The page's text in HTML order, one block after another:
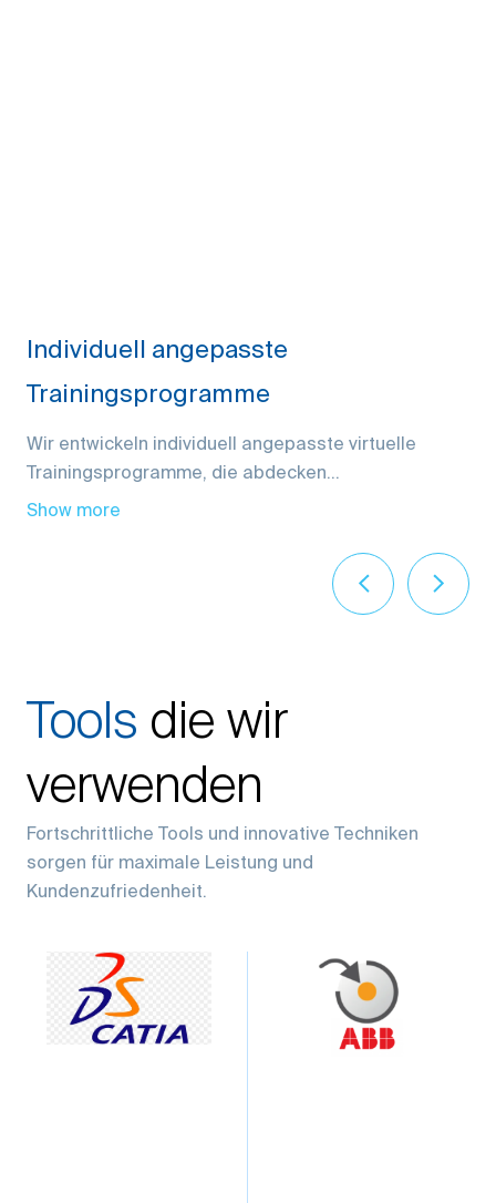
Individuell angepasste
Trainingsprogramme
Wir entwickeln individuell angepasste virtuelle
Trainingsprogramme, die abdecken...
Show more
Tools die wir
verwenden
Fortschrittliche Tools und innovative Techniken
sorgen für maximale Leistung und
Kundenzufriedenheit.